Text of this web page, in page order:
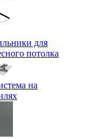
для
потолка
на